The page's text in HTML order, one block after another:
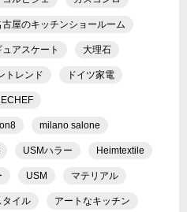
古屋のキッチンショールーム
ュアスケート 大理石
トレンド ドイツ家電
milano salone
USMハラー Heimtextile
USM マテリアル
タイル アートなキッチン